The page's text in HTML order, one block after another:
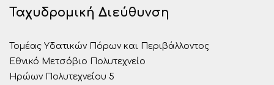
Ταχυδρομική Διεύθυνση
Τομέας Υδατικών Πόρων και Περιβάλλοντος
Εθνικό Μετσόβιο Πολυτεχνείο
Ηρώων Πολυτεχνείου 5